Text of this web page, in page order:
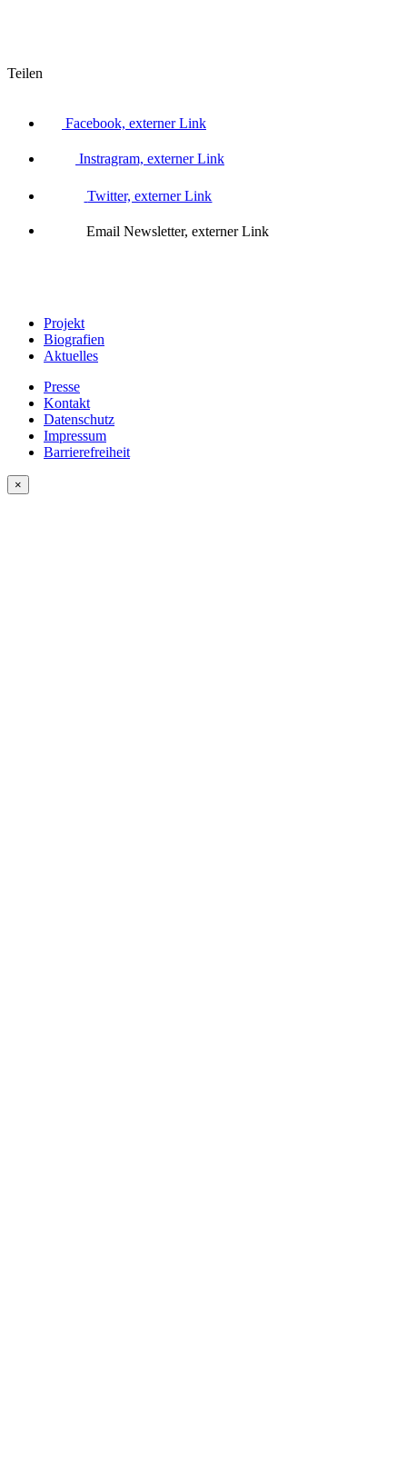
Teilen
Facebook, externer Link
Instragram, externer Link
Twitter, externer Link
Email Newsletter, externer Link
Projekt
Biografien
Aktuelles
Presse
Kontakt
Datenschutz
Impressum
Barrierefreiheit
×